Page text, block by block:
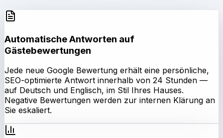
Automatische Antworten auf
Gästebewertungen
Jede neue Google Bewertung erhält eine persönliche,
SEO-optimierte Antwort innerhalb von 24 Stunden —
auf Deutsch und Englisch, im Stil Ihres Hauses.
Negative Bewertungen werden zur internen Klärung an
Sie eskaliert.